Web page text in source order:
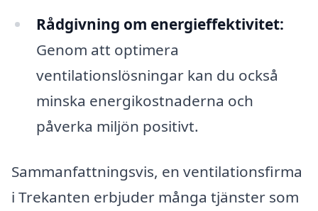
Rådgivning om energieffektivitet:
Genom att optimera
ventilationslösningar kan du också
minska energikostnaderna och
påverka miljön positivt.
Sammanfattningsvis, en ventilationsfirma
i Trekanten erbjuder många tjänster som